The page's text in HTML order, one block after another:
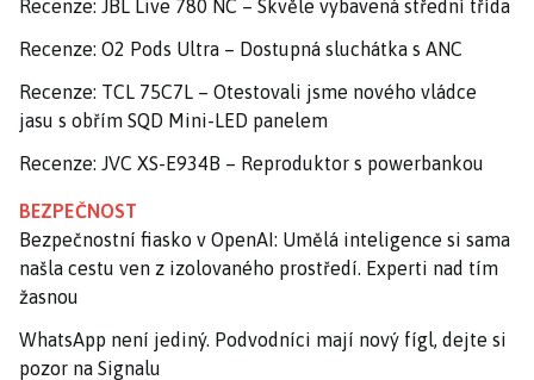
Recenze: JBL Live 780 NC – Skvěle vybavená střední třída
Recenze: O2 Pods Ultra – Dostupná sluchátka s ANC
Recenze: TCL 75C7L – Otestovali jsme nového vládce
jasu s obřím SQD Mini-LED panelem
Recenze: JVC XS-E934B – Reproduktor s powerbankou
BEZPEČNOST
Bezpečnostní fiasko v OpenAI: Umělá inteligence si sama
našla cestu ven z izolovaného prostředí. Experti nad tím
žasnou
WhatsApp není jediný. Podvodníci mají nový fígl, dejte si
pozor na Signalu